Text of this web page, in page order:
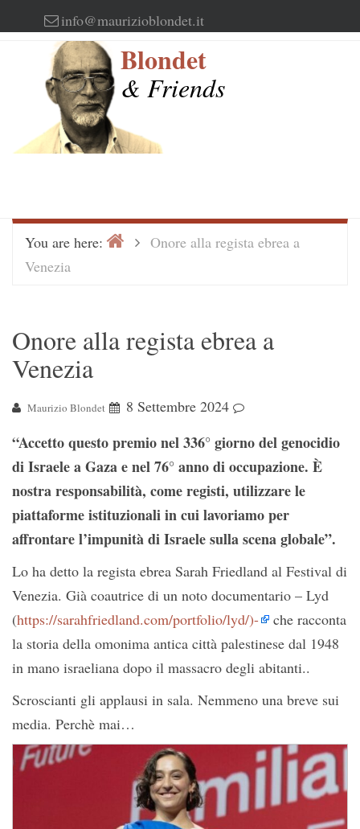
to
info@maurizioblondet.it
Blondet
& Friends
You are here: HomeOnore alla regista ebrea a
Venezia
Onore alla regista ebrea a
Venezia
Maurizio Blondet 8 Settembre 2024
“Accetto questo premio nel 336° giorno del genocidio
di Israele a Gaza e nel 76° anno di occupazione. È
nostra responsabilità, come registi, utilizzare le
piattaforme istituzionali in cui lavoriamo per
affrontare l’impunità di Israele sulla scena globale”.
Lo ha detto la regista ebrea Sarah Friedland al Festival di
Venezia. Già coautrice di un noto documentario – Lyd
(https://sarahfriedland.com/portfolio/lyd/)-
che racconta
la storia della omonima antica città palestinese dal 1948
in mano israeliana dopo il massacro degli abitanti..
Scroscianti gli applausi in sala. Nemmeno una breve sui
media. Perchè mai…